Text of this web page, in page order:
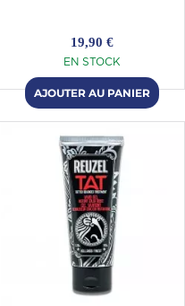
19,90 €
EN STOCK